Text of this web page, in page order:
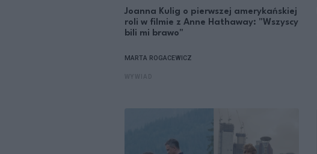
Joanna Kulig o pierwszej amerykańskiej
roli w filmie z Anne Hathaway: "Wszyscy
bili mi brawo"
MARTA ROGACEWICZ